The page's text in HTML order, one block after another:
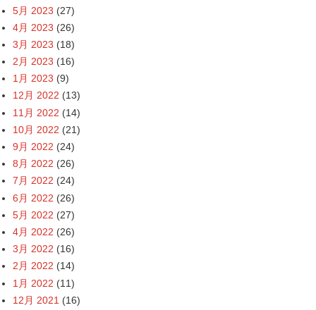
5月 2023 (27)
4月 2023 (26)
3月 2023 (18)
2月 2023 (16)
1月 2023 (9)
12月 2022 (13)
11月 2022 (14)
10月 2022 (21)
9月 2022 (24)
8月 2022 (26)
7月 2022 (24)
6月 2022 (26)
5月 2022 (27)
4月 2022 (26)
3月 2022 (16)
2月 2022 (14)
1月 2022 (11)
12月 2021 (16)